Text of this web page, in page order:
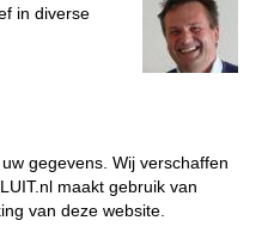
in diverse
gegevens. Wij verschaffen
maakt gebruik van
van deze website.